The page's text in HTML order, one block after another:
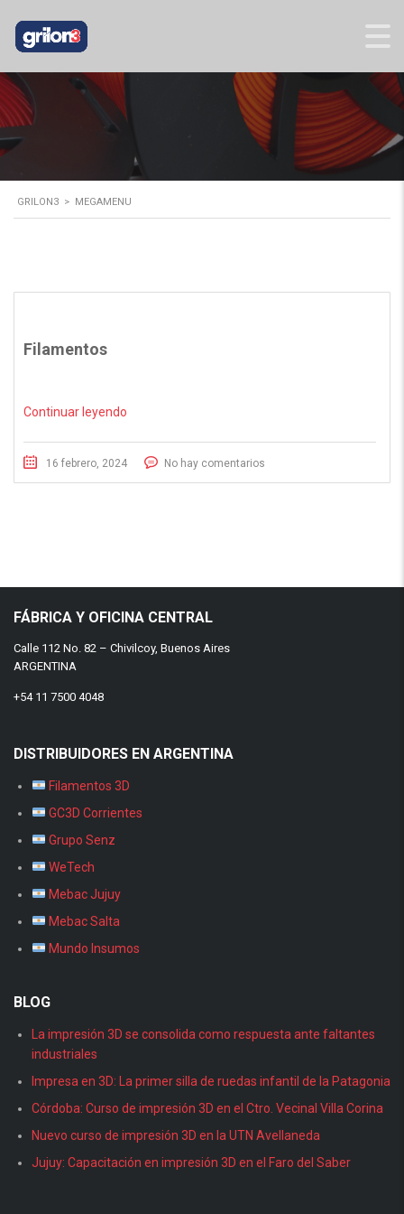
GRILON3 > MEGAMENU
Filamentos
Continuar leyendo
16 febrero, 2024 No hay comentarios
FÁBRICA Y OFICINA CENTRAL
Calle 112 No. 82 – Chivilcoy, Buenos Aires
ARGENTINA
+54 11 7500 4048
DISTRIBUIDORES EN ARGENTINA
Filamentos 3D
GC3D Corrientes
Grupo Senz
WeTech
Mebac Jujuy
Mebac Salta
Mundo Insumos
BLOG
La impresión 3D se consolida como respuesta ante faltantes
industriales
Impresa en 3D: La primer silla de ruedas infantil de la Patagonia
Córdoba: Curso de impresión 3D en el Ctro. Vecinal Villa Corina
Nuevo curso de impresión 3D en la UTN Avellaneda
Jujuy: Capacitación en impresión 3D en el Faro del Saber